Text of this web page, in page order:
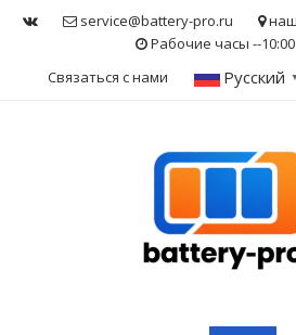
service@battery-pro.ru
Рабочие часы --10:00
Связаться с нами
Русский ▼